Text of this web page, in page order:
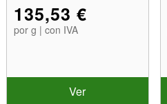
135,53 €
por g | con IVA
Ver